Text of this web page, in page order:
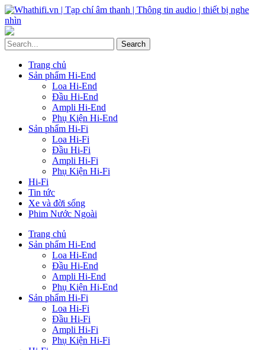
Trang chủ
Sản phẩm Hi-End
Loa Hi-End
Đầu Hi-End
Ampli Hi-End
Phụ Kiện Hi-End
Sản phẩm Hi-Fi
Loa Hi-Fi
Đầu Hi-Fi
Ampli Hi-Fi
Phụ Kiện Hi-Fi
Hi-Fi
Tin tức
Xe và đời sống
Phim Nước Ngoài
Trang chủ
Sản phẩm Hi-End
Loa Hi-End
Đầu Hi-End
Ampli Hi-End
Phụ Kiện Hi-End
Sản phẩm Hi-Fi
Loa Hi-Fi
Đầu Hi-Fi
Ampli Hi-Fi
Phụ Kiện Hi-Fi